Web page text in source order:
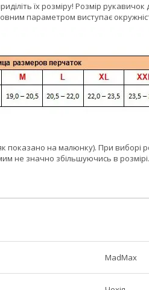
їх розміру! Розмір
параметром виступає
на малюнку). При виборі
не значно збільшуючись в розмірі.
MadMax